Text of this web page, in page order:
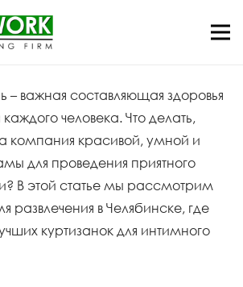
– важная составляющая здоровья
человека. Что делать,
компания красивой, умной и
для проведения приятного
В этой статье мы рассмотрим
развлечения в Челябинске, где
куртизанок для интимного